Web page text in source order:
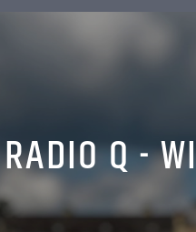
RADIO Q -